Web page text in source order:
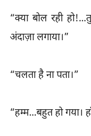
“क्या बोल रही
अंदाज़ा लगाया।”
“चलता है ना पता।”
“हम्म...बहुत हो गया।